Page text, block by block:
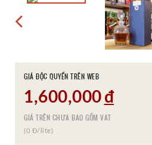
GIÁ ĐỘC QUYỀN TRÊN WEB
1,600,000 đ
GIÁ TRÊN CHƯA BAO GỒM VAT
(0 Đ/lite)